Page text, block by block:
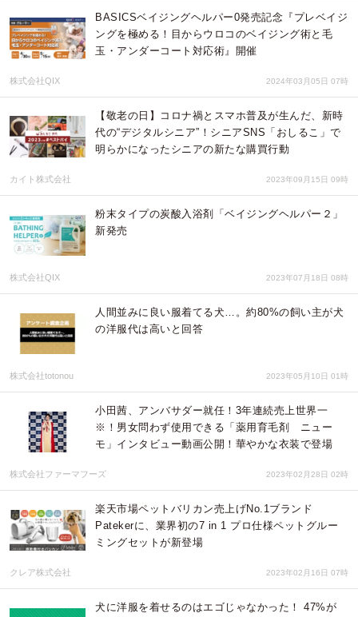
BASICSベイジングヘルパー0発売記念『プレベイジ
ングを極める！目からウロコのベイジング術と毛
玉・アンダーコート対応術』開催
株式会社QIX 2024年03月05日 07時
【敬老の日】コロナ禍とスマホ普及が生んだ、新時
代の“デジタルシニア”！シニアSNS「おしるこ」で
明らかになったシニアの新たな購買行動
カイト株式会社 2023年09月15日 09時
粉末タイプの炭酸入浴剤「ベイジングヘルパー２」
新発売
株式会社QIX 2023年07月18日 08時
人間並みに良い服着てる犬…。約80%の飼い主が犬
の洋服代は高いと回答
株式会社totonou 2023年05月10日 01時
小田茜、アンバサダー就任！3年連続売上世界一
※！男女問わず使用できる「薬用育毛剤 ニュー
モ」インタビュー動画公開！華やかな衣装で登場
株式会社ファーマフーズ 2023年02月28日 02時
楽天市場ペットバリカン売上げNo.1ブランド
Patekerに、業界初の7 in 1 プロ仕様ペットグルー
ミングセットが新登場
クレア株式会社 2023年02月16日 07時
犬に洋服を着せるのはエゴじゃなかった！ 47%が